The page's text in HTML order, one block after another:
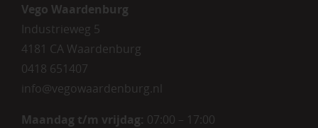
Vego Waardenburg
Industrieweg 5
4181 CA Waardenburg
0418 651407
info@vegowaardenburg.nl
Maandag t/m vrijdag: 07:00 – 17:00